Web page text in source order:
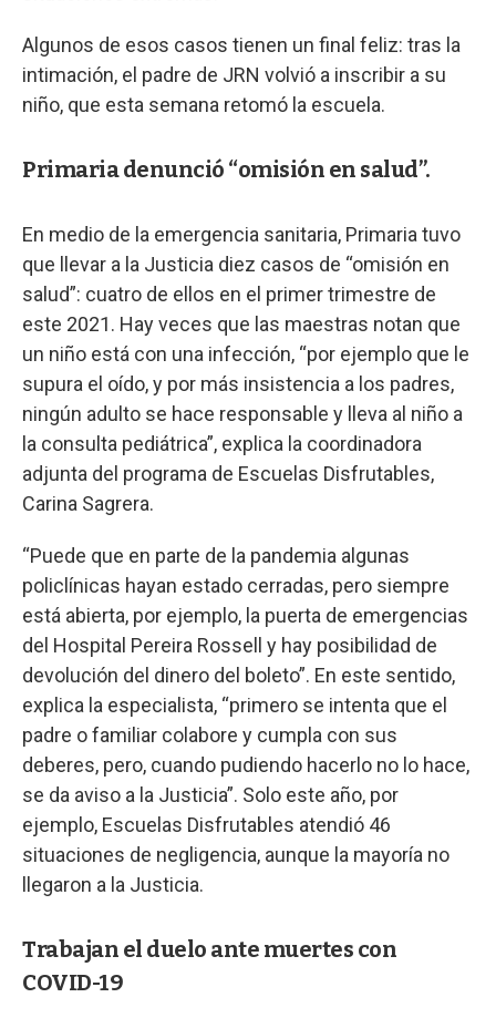
Algunos de esos casos tienen un final feliz: tras la
intimación, el padre de JRN volvió a inscribir a su
niño, que esta semana retomó la escuela.
Primaria denunció “omisión en salud”.
En medio de la emergencia sanitaria, Primaria tuvo
que llevar a la Justicia diez casos de “omisión en
salud”: cuatro de ellos en el primer trimestre de
este 2021. Hay veces que las maestras notan que
un niño está con una infección, “por ejemplo que le
supura el oído, y por más insistencia a los padres,
ningún adulto se hace responsable y lleva al niño a
la consulta pediátrica”, explica la coordinadora
adjunta del programa de Escuelas Disfrutables,
Carina Sagrera.
“Puede que en parte de la pandemia algunas
policlínicas hayan estado cerradas, pero siempre
está abierta, por ejemplo, la puerta de emergencias
del Hospital Pereira Rossell y hay posibilidad de
devolución del dinero del boleto”. En este sentido,
explica la especialista, “primero se intenta que el
padre o familiar colabore y cumpla con sus
deberes, pero, cuando pudiendo hacerlo no lo hace,
se da aviso a la Justicia”. Solo este año, por
ejemplo, Escuelas Disfrutables atendió 46
situaciones de negligencia, aunque la mayoría no
llegaron a la Justicia.
Trabajan el duelo ante muertes con
COVID-19